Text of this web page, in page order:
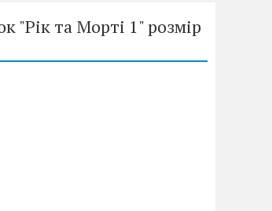
"Рік та Морті 1" розмір